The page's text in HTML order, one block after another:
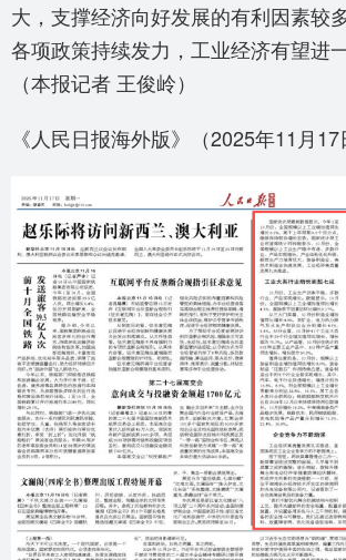
大，支撑经济向好发展的有利因素较
各项政策持续发力，工业经济有望进
（本报记者 王俊岭）
《人民日报海外版》（2025年11月17